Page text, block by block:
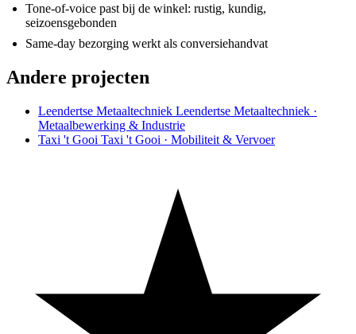
Tone-of-voice past bij de winkel: rustig, kundig,
seizoensgebonden
Same-day bezorging werkt als conversiehandvat
Andere projecten
Leendertse Metaaltechniek Leendertse Metaaltechniek ·
Metaalbewerking & Industrie
Taxi 't Gooi Taxi 't Gooi · Mobiliteit & Vervoer